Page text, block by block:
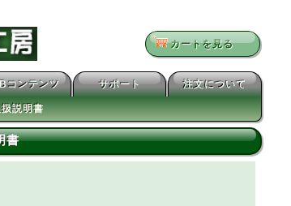
カートを見る
コンテンツ サポート 注文について
説明書
書